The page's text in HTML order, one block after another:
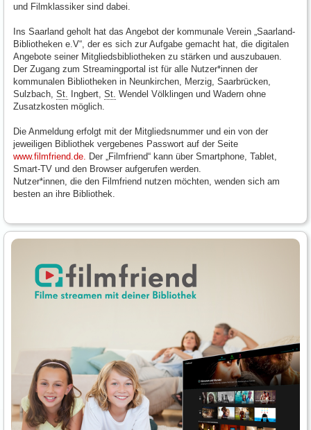
und Filmklassiker sind dabei.
Ins Saarland geholt hat das Angebot der kommunale Verein „Saarland-
Bibliotheken e.V“, der es sich zur Aufgabe gemacht hat, die digitalen
Angebote seiner Mitgliedsbibliotheken zu stärken und auszubauen.
Der Zugang zum Streamingportal ist für alle Nutzer*innen der
kommunalen Bibliotheken in Neunkirchen, Merzig, Saarbrücken,
Sulzbach, St. Ingbert, St. Wendel Völklingen und Wadern ohne
Zusatzkosten möglich.
Die Anmeldung erfolgt mit der Mitgliedsnummer und ein von der
jeweiligen Bibliothek vergebenes Passwort auf der Seite
www.filmfriend.de. Der „Filmfriend“ kann über Smartphone, Tablet,
Smart-TV und den Browser aufgerufen werden.
Nutzer*innen, die den Filmfriend nutzen möchten, wenden sich am
besten an ihre Bibliothek.